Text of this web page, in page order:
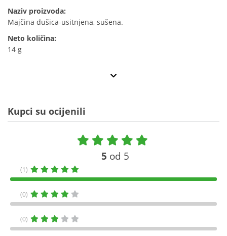
Naziv proizvoda:
Majčina dušica-usitnjena, sušena.
Neto količina:
14 g
Kupci su ocijenili
5 od 5
(1)
(0)
(0)